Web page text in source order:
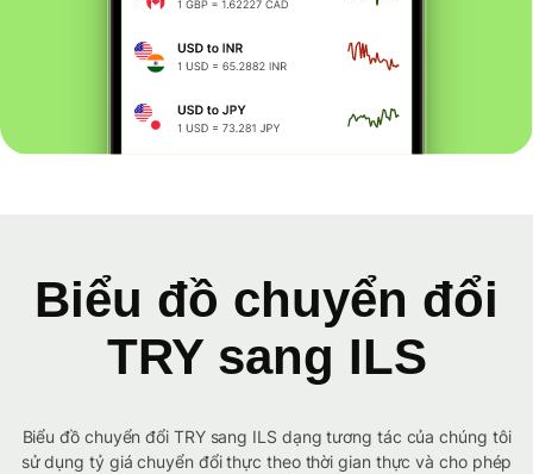
Biểu đồ chuyển đổi
TRY sang ILS
Biểu đồ chuyển đổi TRY sang ILS dạng tương tác của chúng tôi
sử dụng tỷ giá chuyển đổi thực theo thời gian thực và cho phép